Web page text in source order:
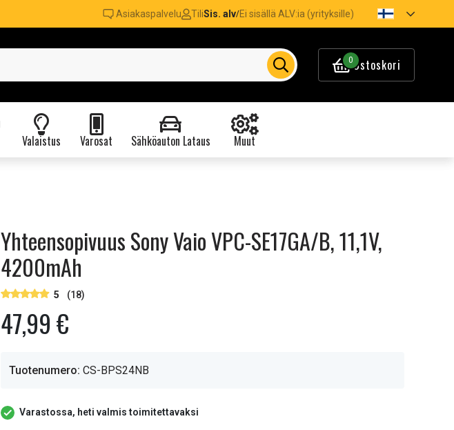
Asiakaspalvelu TiliSis. alv/Ei sisällä ALV:ia (yrityksille)
0Ostoskori
Valaistus Varosat Sähköauton Lataus Muut
Yhteensopivuus Sony Vaio VPC-SE17GA/B, 11,1V,
4200mAh
5 (18)
47,99 €
Tuotenumero: CS-BPS24NB
Varastossa, heti valmis toimitettavaksi